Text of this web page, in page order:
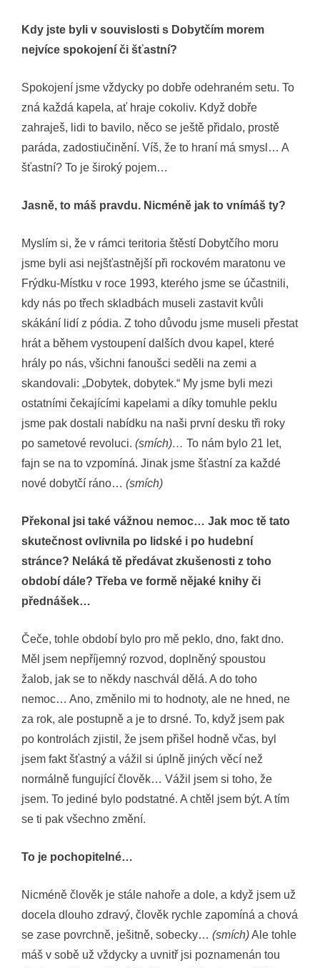
Kdy jste byli v souvislosti s Dobytčím morem
nejvíce spokojení či šťastní?
Spokojení jsme vždycky po dobře odehraném setu. To
zná každá kapela, ať hraje cokoliv. Když dobře
zahraješ, lidi to bavilo, něco se ještě přidalo, prostě
paráda, zadostiučinění. Víš, že to hraní má smysl… A
šťastní? To je široký pojem…
Jasně, to máš pravdu. Nicméně jak to vnímáš ty?
Myslím si, že v rámci teritoria štěstí Dobytčího moru
jsme byli asi nejšťastnější při rockovém maratonu ve
Frýdku-Místku v roce 1993, kterého jsme se účastnili,
kdy nás po třech skladbách museli zastavit kvůli
skákání lidí z pódia. Z toho důvodu jsme museli přestat
hrát a během vystoupení dalších dvou kapel, které
hrály po nás, všichni fanoušci seděli na zemi a
skandovali: „Dobytek, dobytek.“ My jsme byli mezi
ostatními čekajícími kapelami a díky tomuhle peklu
jsme pak dostali nabídku na naši první desku tři roky
po sametové revoluci. (smích)… To nám bylo 21 let,
fajn se na to vzpomíná. Jinak jsme šťastní za každé
nové dobytčí ráno… (smích)
Překonal jsi také vážnou nemoc… Jak moc tě tato
skutečnost ovlivnila po lidské i po hudební
stránce? Neláká tě předávat zkušenosti z toho
období dále? Třeba ve formě nějaké knihy či
přednášek…
Čeče, tohle období bylo pro mě peklo, dno, fakt dno.
Měl jsem nepříjemný rozvod, doplněný spoustou
žalob, jak se to někdy naschvál dělá. A do toho
nemoc… Ano, změnilo mi to hodnoty, ale ne hned, ne
za rok, ale postupně a je to drsné. To, když jsem pak
po kontrolách zjistil, že jsem přišel hodně včas, byl
jsem fakt šťastný a vážil si úplně jiných věcí než
normálně fungující člověk… Vážil jsem si toho, že
jsem. To jediné bylo podstatné. A chtěl jsem být. A tím
se ti pak všechno změní.
To je pochopitelné…
Nicméně člověk je stále nahoře a dole, a když jsem už
docela dlouho zdravý, člověk rychle zapomíná a chová
se zase povrchně, ješitně, sobecky… (smích)Ale tohle
máš v sobě už vždycky a uvnitř jsi poznamenán tou